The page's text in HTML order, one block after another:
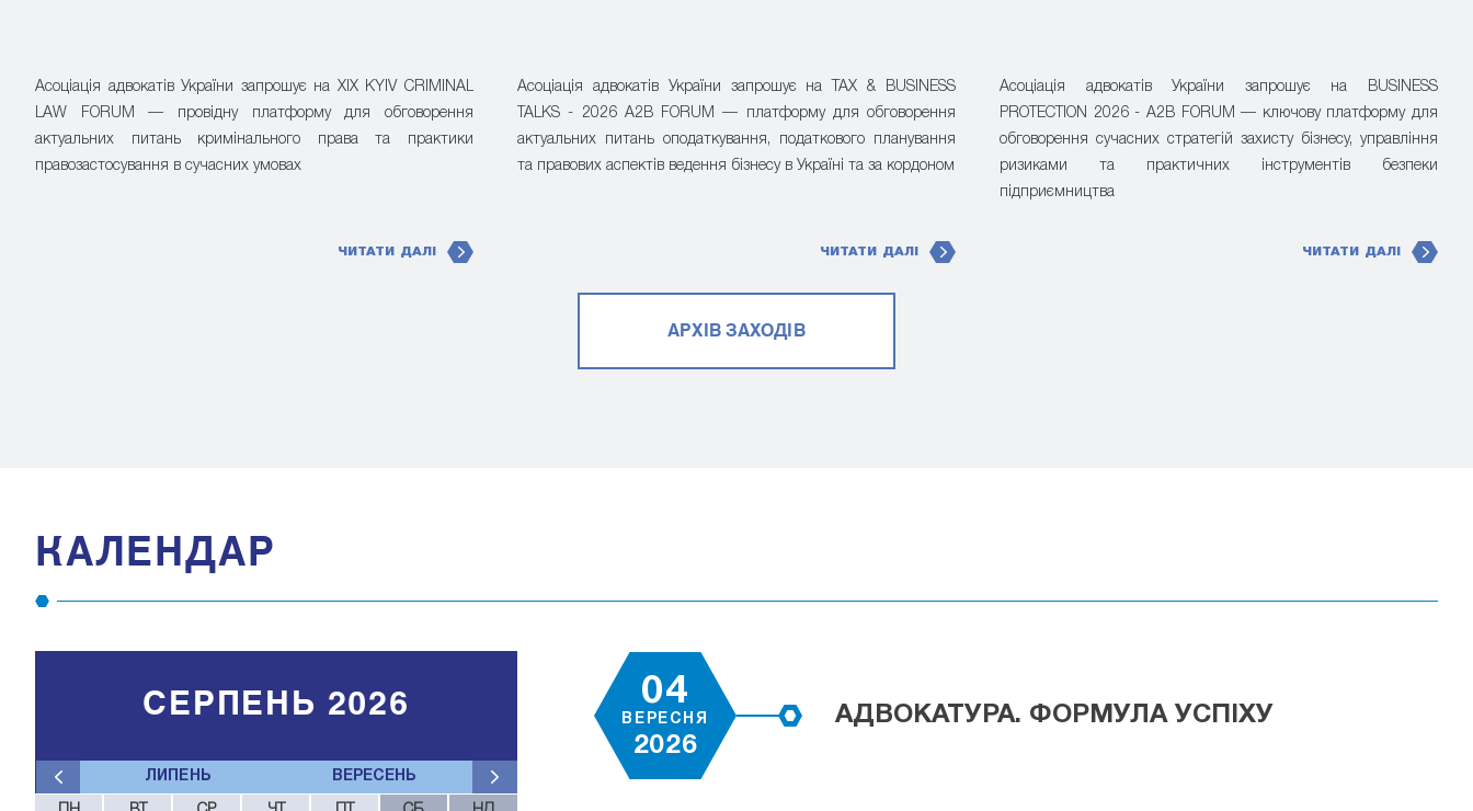
Асоціація адвокатів України запрошує на XIX KYIV CRIMINAL
LAW FORUM — провідну платформу для обговорення
актуальних питань кримінального права та практики
правозастосування в сучасних умовах
ЧИТАТИ ДАЛІ
Асоціація адвокатів України запрошує на TAX & BUSINESS
TALKS - 2026 A2B FORUM — платформу для обговорення
актуальних питань оподаткування, податкового планування
та правових аспектів ведення бізнесу в Україні та за кордоном
ЧИТАТИ ДАЛІ
Асоціація адвокатів України запрошує на BUSINESS
PROTECTION 2026 - A2B FORUM — ключову платформу для
обговорення сучасних стратегій захисту бізнесу, управління
ризиками та практичних інструментів безпеки
підприємництва
ЧИТАТИ ДАЛІ
АРХІВ ЗАХОДІВ
КАЛЕНДАР
ЛИПЕНЬ ВЕРЕСЕНЬ
СЕРПЕНЬ 2026 04
ВЕРЕСНЯ
2026
АДВОКАТУРА. ФОРМУЛА УСПІХУ